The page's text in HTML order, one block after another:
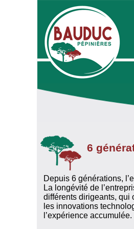
6
Depuis 6 générations,
La longévité de
différents dirigeants, qui
les innovations
l’expérience accumulée.